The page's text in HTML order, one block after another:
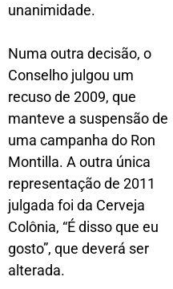
unanimidade.
Numa outra decisão, o
Conselho julgou um
recuso de 2009, que
manteve a suspensão de
uma campanha do Ron
Montilla. A outra única
representação de 2011
julgada foi da Cerveja
Colônia, “É disso que eu
gosto”, que deverá ser
alterada.